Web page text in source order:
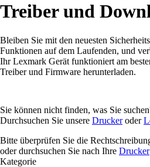
Treiber und
Bleiben Sie mit den neuesten
Funktionen auf dem Laufenden, und
Ihr Lexmark Gerät funktioniert am
Treiber und Firmware herunterladen.
Sie können nicht finden, was Sie
Durchsuchen Sie unsere Druckeroder
Bitte überprüfen Sie die
oder durchsuchen Sie nach Ihre Drucker
Kategorie